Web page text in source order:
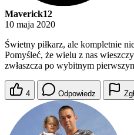
Maverick12
10 maja 2020
Świetny piłkarz, ale kompletnie
Pomyśleć, że wielu z nas
zwłaszcza po wybitnym
4 Odpowiedz